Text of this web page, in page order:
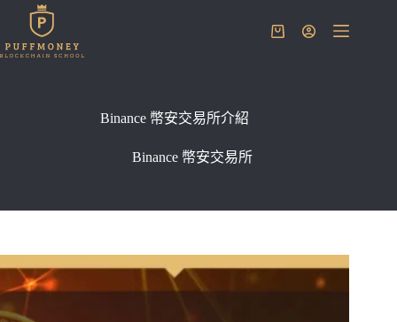
主
購
Binance 幣安交易所介紹
Binance 幣安交易所